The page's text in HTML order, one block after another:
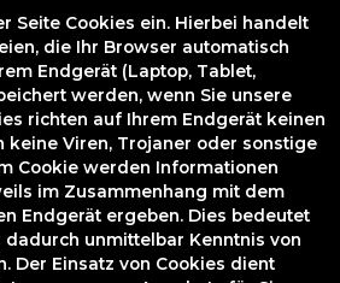
Seite Cookies ein. Hierbei handelt
die Ihr Browser automatisch
Endgerät (Laptop, Tablet,
werden, wenn Sie unsere
richten auf Ihrem Endgerät keinen
keine Viren, Trojaner oder sonstige
Cookie werden Informationen
im Zusammenhang mit dem
Endgerät ergeben. Dies bedeutet
unmittelbar Kenntnis von
Der Einsatz von Cookies dient